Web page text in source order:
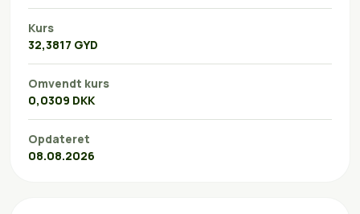
Kurs
32,3817 GYD
Omvendt kurs
0,0309 DKK
Opdateret
08.08.2026